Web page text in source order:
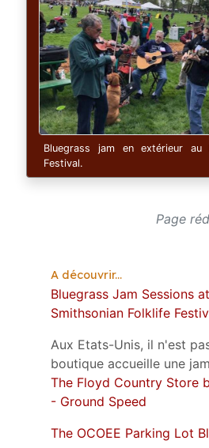
Bluegrass jam en extérieur au
Festival.
Page
A découvrir...
Bluegrass Jam Sessions
Smithsonian Folklife
Aux Etats-Unis, il n'est
boutique accueille une
The Floyd Country Store
- Ground Speed
The OCOEE Parking Lot